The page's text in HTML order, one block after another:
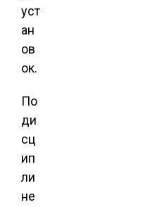
уст
ан
ов
ок.
По
ди
сц
ип
ли
не